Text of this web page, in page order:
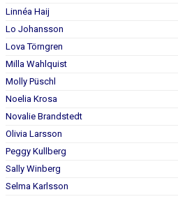
Linnéa Haij
Lo Johansson
Lova Törngren
Milla Wahlquist
Molly Püschl
Noelia Krosa
Novalie Brandstedt
Olivia Larsson
Peggy Kullberg
Sally Winberg
Selma Karlsson